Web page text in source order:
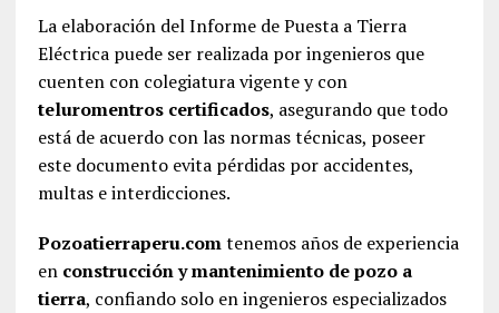
La elaboración del Informe de Puesta a Tierra
Eléctrica puede ser realizada por ingenieros que
cuenten con colegiatura vigente y con
teluromentros certificados, asegurando que todo
está de acuerdo con las normas técnicas, poseer
este documento evita pérdidas por accidentes,
multas e interdicciones.
Pozoatierraperu.comtenemos años de experiencia
en construcción y mantenimiento de pozo a
tierra, confiando solo en ingenieros especializados